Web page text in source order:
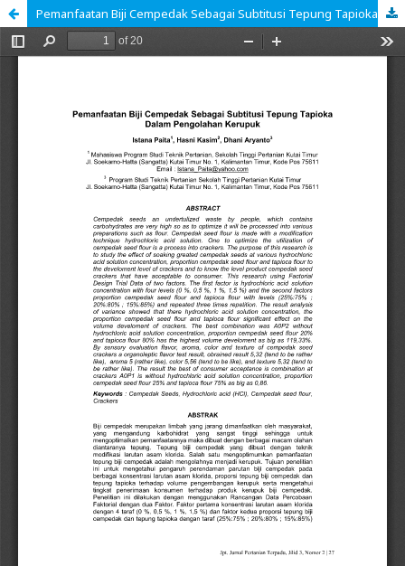
Pemanfaatan Biji Cempedak Sebagai Subtitusi Tepung Tapioka Dalam Pengolahan Kerupuk